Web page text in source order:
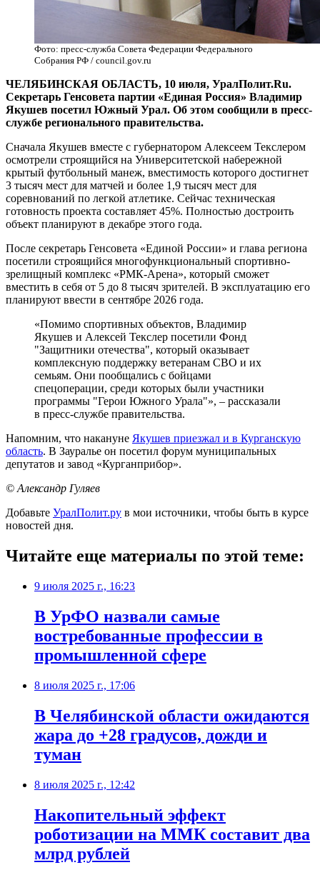
Фото: пресс-служба Совета Федерации Федерального
Собрания РФ / council.gov.ru
ЧЕЛЯБИНСКАЯ ОБЛАСТЬ, 10 июля, УралПолит.Ru.
Секретарь Генсовета партии «Единая Россия» Владимир
Якушев посетил Южный Урал. Об этом сообщили в пресс-
службе регионального правительства.
Сначала Якушев вместе с губернатором Алексеем Текслером
осмотрели строящийся на Университетской набережной
крытый футбольный манеж, вместимость которого достигнет
3 тысяч мест для матчей и более 1,9 тысяч мест для
соревнований по легкой атлетике. Сейчас техническая
готовность проекта составляет 45%. Полностью достроить
объект планируют в декабре этого года.
После секретарь Генсовета «Единой России» и глава региона
посетили строящийся многофункциональный спортивно-
зрелищный комплекс «РМК-Арена», который сможет
вместить в себя от 5 до 8 тысяч зрителей. В эксплуатацию его
планируют ввести в сентябре 2026 года.
«Помимо спортивных объектов, Владимир
Якушев и Алексей Текслер посетили Фонд
"Защитники отечества", который оказывает
комплексную поддержку ветеранам СВО и их
семьям. Они пообщались с бойцами
спецоперации, среди которых были участники
программы "Герои Южного Урала"», – рассказали
в пресс-службе правительства.
Напомним, что накануне Якушев приезжал и в Курганскую
область. В Зауралье он посетил форум муниципальных
депутатов и завод «Курганприбор».
© Александр Гуляев
Добавьте УралПолит.ру в мои источники, чтобы быть в курсе
новостей дня.
Читайте еще материалы по этой теме:
9 июля 2025 г., 16:23
В УрФО назвали самые
востребованные профессии в
промышленной сфере
8 июля 2025 г., 17:06
В Челябинской области ожидаются
жара до +28 градусов, дожди и
туман
8 июля 2025 г., 12:42
Накопительный эффект
роботизации на ММК составит два
млрд рублей